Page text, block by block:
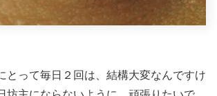
とって毎日２回は、結構大変なんですけ